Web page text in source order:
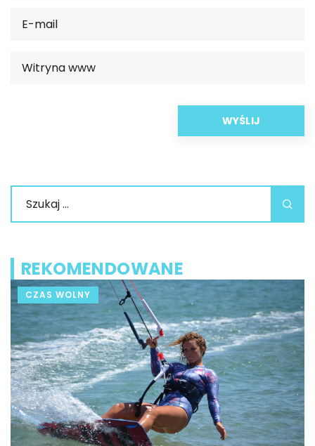
REKOMENDOWANE
CZAS WOLNY